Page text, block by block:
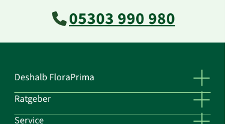
05303 990 980
Deshalb FloraPrima
Ratgeber
Service